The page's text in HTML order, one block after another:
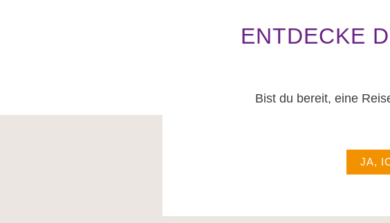
ENTDECKE
Bist du bereit, eine
JA,